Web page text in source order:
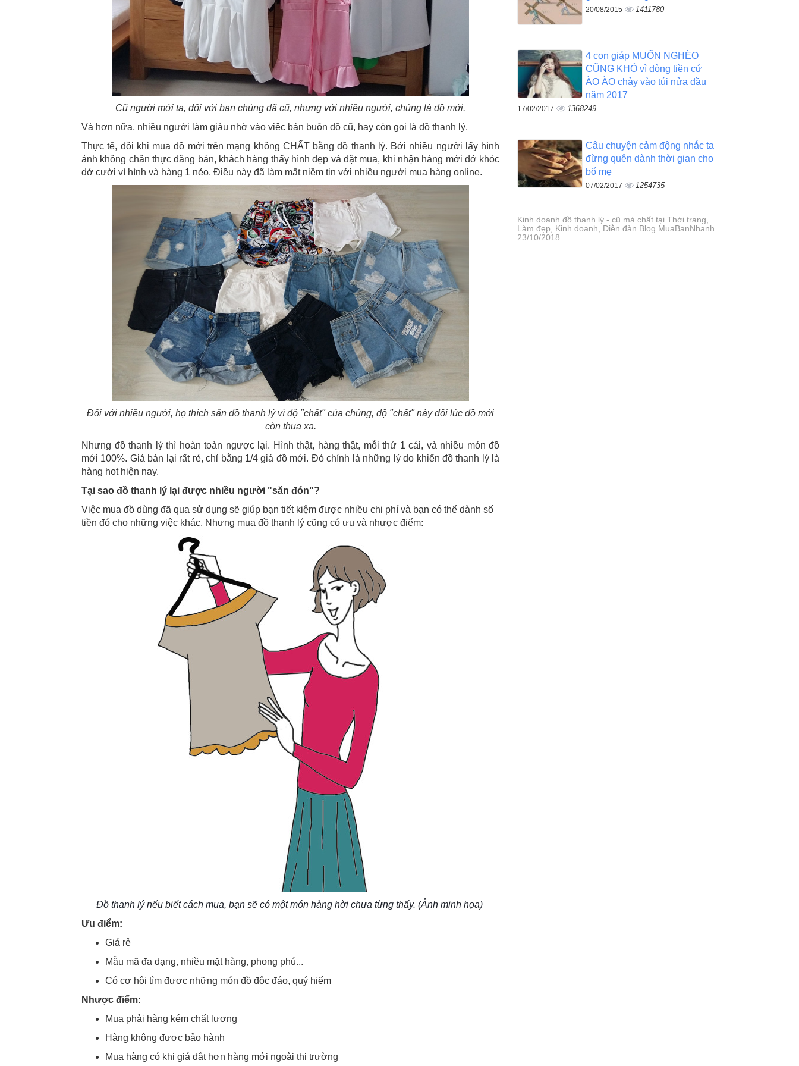
Cũ người mới ta, đối với bạn chúng đã cũ, nhưng với nhiều người, chúng là đồ mới.
Và hơn nữa, nhiều người làm giàu nhờ vào việc bán buôn đồ cũ, hay còn gọi là đồ thanh lý.
Thực tế, đôi khi mua đồ mới trên mạng không CHẤT bằng đồ thanh lý. Bởi nhiều người lấy hình
ảnh không chân thực đăng bán, khách hàng thấy hình đẹp và đặt mua, khi nhận hàng mới dở khóc
dở cười vì hình và hàng 1 nẻo. Điều này đã làm mất niềm tin với nhiều người mua hàng online.
Đối với nhiều người, họ thích săn đồ thanh lý vì độ "chất" của chúng, độ "chất" này đôi lúc đồ mới
còn thua xa.
Nhưng đồ thanh lý thì hoàn toàn ngược lại. Hình thật, hàng thật, mỗi thứ 1 cái, và nhiều món đồ
mới 100%. Giá bán lại rất rẻ, chỉ bằng 1/4 giá đồ mới. Đó chính là những lý do khiến đồ thanh lý là
hàng hot hiện nay.
Tại sao đồ thanh lý lại được nhiều người "săn đón"?
Việc mua đồ dùng đã qua sử dụng sẽ giúp bạn tiết kiệm được nhiều chi phí và bạn có thể dành số
tiền đó cho những việc khác. Nhưng mua đồ thanh lý cũng có ưu và nhược điểm:
Đồ thanh lý nếu biết cách mua, bạn sẽ có một món hàng hời chưa từng thấy. (Ảnh minh họa)
Ưu điểm:
Giá rẻ
Mẫu mã đa dạng, nhiều mặt hàng, phong phú...
Có cơ hội tìm được những món đồ độc đáo, quý hiếm
Nhược điểm:
Mua phải hàng kém chất lượng
Hàng không được bảo hành
Mua hàng có khi giá đắt hơn hàng mới ngoài thị trường
20/08/2015 1411780
4 con giáp MUỐN NGHÈO
CŨNG KHÓ vì dòng tiền cứ
ÀO ÀO chảy vào túi nửa đầu
năm 2017
17/02/2017 1368249
Câu chuyện cảm động nhắc ta
đừng quên dành thời gian cho
bố mẹ
07/02/2017 1254735
Kinh doanh đồ thanh lý - cũ mà chất tại Thời trang,
Làm đẹp, Kinh doanh, Diễn đàn Blog MuaBanNhanh
23/10/2018